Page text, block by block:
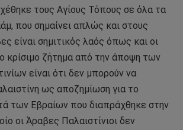
τους Αγίους Τόπους σε όλα τα
που σημαίνει απλώς και στους
είναι σημιτικός λαός όπως και οι
κρίσιμο ζήτημα από την άποψη των
είναι ότι δεν μπορούν να
ως αποζημίωση για το
των Εβραίων που διαπράχθηκε στην
οι Άραβες Παλαιστίνιοι δεν